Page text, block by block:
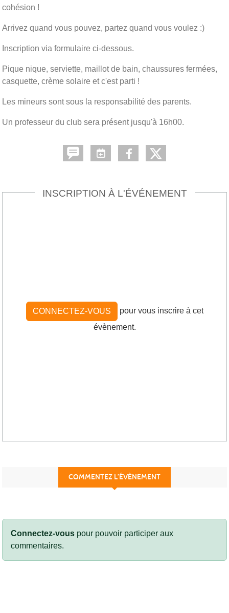
cohésion !
Arrivez quand vous pouvez, partez quand vous voulez :)
Inscription via formulaire ci-dessous.
Pique nique, serviette, maillot de bain, chaussures fermées,
casquette, crème solaire et c'est parti !
Les mineurs sont sous la responsabilité des parents.
Un professeur du club sera présent jusqu'à 16h00.
INSCRIPTION À L'ÉVÉNEMENT
CONNECTEZ-VOUS
pour vous inscrire à cet
évènement.
COMMENTEZ L’ÉVÈNEMENT
Connectez-vous pour pouvoir participer aux
commentaires.